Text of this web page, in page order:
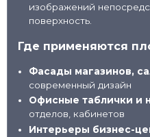
изображений
поверхность.
Где применяются
Фасады магазинов,
современный дизайн
Офисные таблички и
отделов, кабинетов
Интерьеры бизнес-